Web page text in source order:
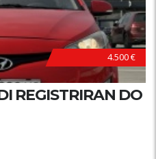
4.500 €
REGISTRIRAN DO